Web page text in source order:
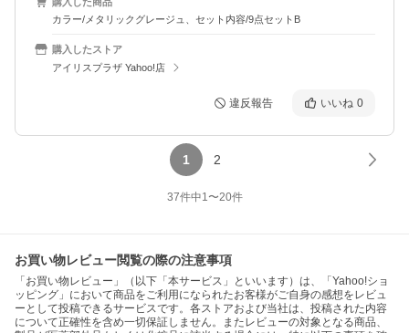
カラー/メタリックグレージュ、セット内容/9点セットB
購入したストア
アイリスプラザ Yahoo!店
違反報告 いいね 0
1 2
37件中1〜20件
お買い物レビュー閲覧の際の注意事項
「お買い物レビュー」（以下「本サービス」といいます）は、「Yahoo!ショ
ッピング」において商品をご利用になられたお客様がご自身の感想をレビュ
ーとして投稿できるサービスです。各ストアおよび当社は、投稿された内容
について正確性を含め一切保証しません。またレビューの対象となる商品、